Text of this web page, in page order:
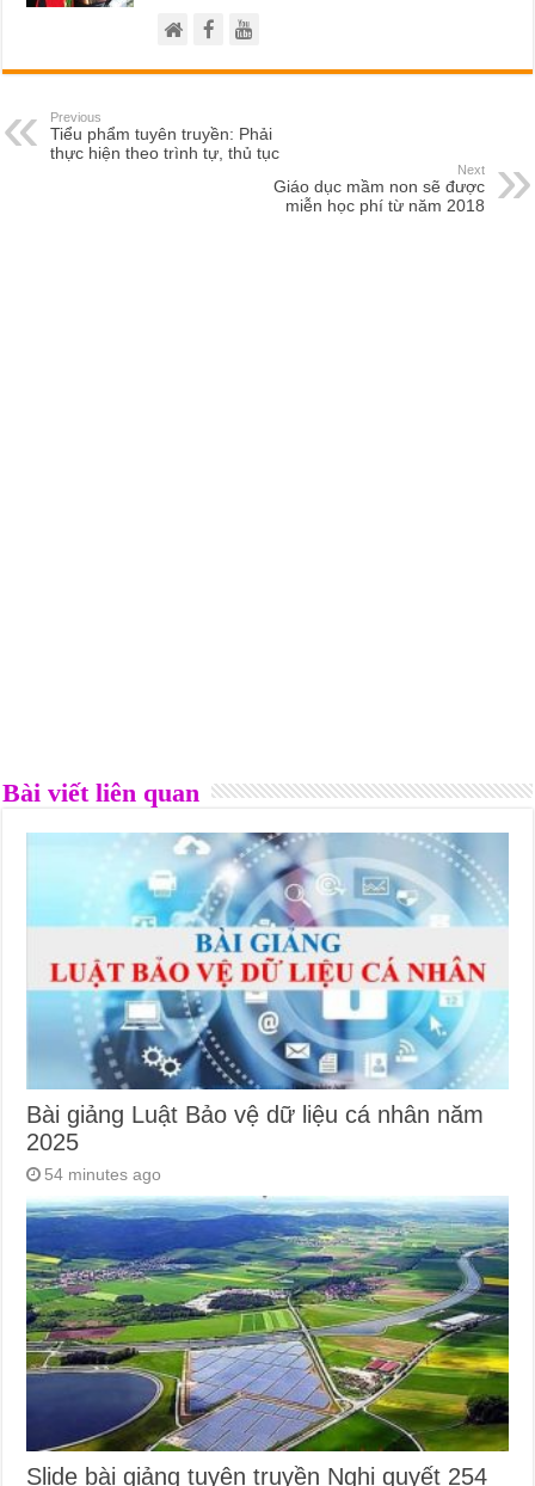
Previous
Tiểu phẩm tuyên truyền: Phải
thực hiện theo trình tự, thủ tục
Next
Giáo dục mầm non sẽ được
miễn học phí từ năm 2018
Bài viết liên quan
Bài giảng Luật Bảo vệ dữ liệu cá nhân năm
2025
54 minutes ago
Slide bài giảng tuyên truyền Nghị quyết 254